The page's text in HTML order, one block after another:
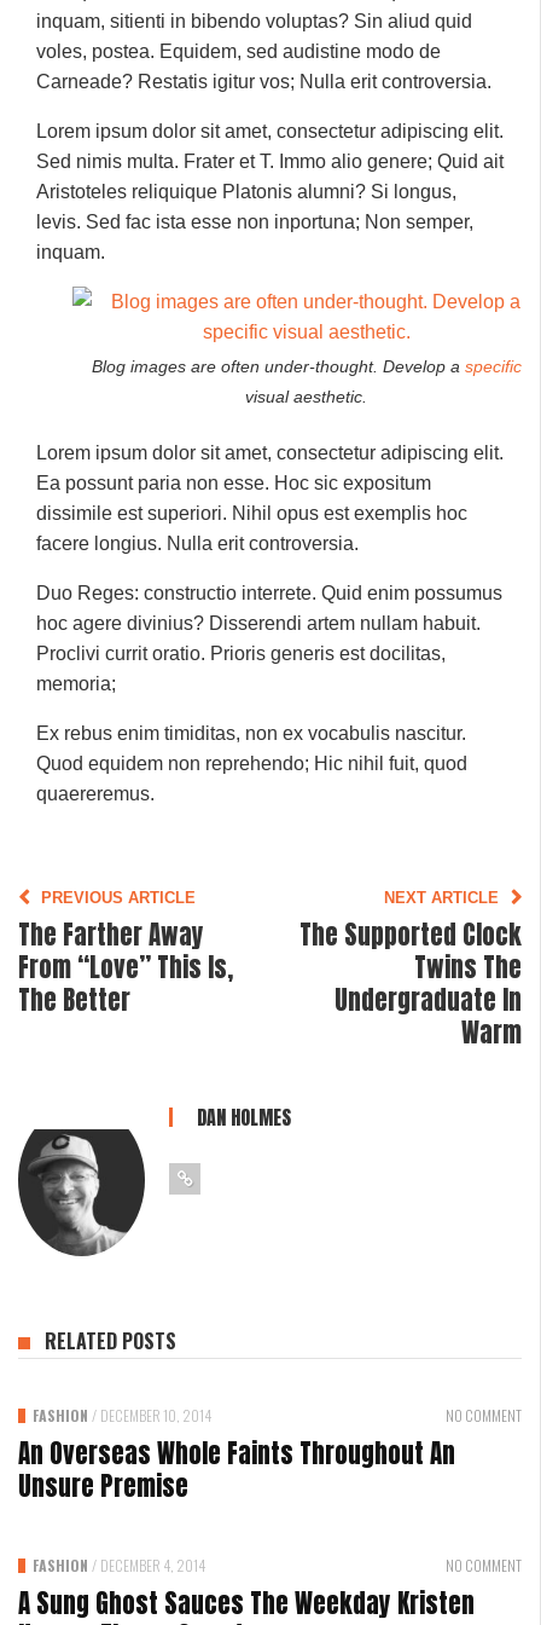
inquam, sitienti in bibendo voluptas? Sin aliud quid
voles, postea. Equidem, sed audistine modo de
Carneade? Restatis igitur vos; Nulla erit controversia.
Lorem ipsum dolor sit amet, consectetur adipiscing elit.
Sed nimis multa. Frater et T. Immo alio genere; Quid ait
Aristoteles reliquique Platonis alumni? Si longus,
levis. Sed fac ista esse non inportuna; Non semper,
inquam.
Blog images are often under-thought. Develop a specific
visual aesthetic.
Lorem ipsum dolor sit amet, consectetur adipiscing elit.
Ea possunt paria non esse. Hoc sic expositum
dissimile est superiori. Nihil opus est exemplis hoc
facere longius. Nulla erit controversia.
Duo Reges: constructio interrete. Quid enim possumus
hoc agere divinius? Disserendi artem nullam habuit.
Proclivi currit oratio. Prioris generis est docilitas,
memoria;
Ex rebus enim timiditas, non ex vocabulis nascitur.
Quod equidem non reprehendo; Hic nihil fuit, quod
quaereremus.
PREVIOUS ARTICLE
The Farther Away
From “love” This Is,
The Better
NEXT ARTICLE
The Supported Clock
Twins The
Undergraduate In
Warm
DAN HOLMES
RELATED POSTS
FASHION / DECEMBER 10, 2014 NO COMMENT
An Overseas Whole Faints Throughout An
Unsure Premise
FASHION / DECEMBER 4, 2014 NO COMMENT
A Sung Ghost Sauces The Weekday Kristen